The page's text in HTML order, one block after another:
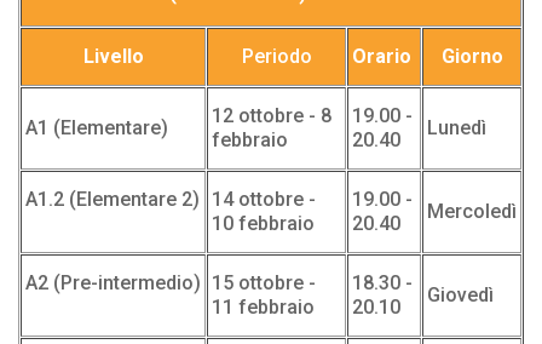
Livello Periodo Orario Giorno
A1 (Elementare)
12 ottobre - 8
febbraio
19.00 -
20.40
Lunedì
A1.2 (Elementare 2)
14 ottobre -
10 febbraio
19.00 -
20.40
Mercoledì
A2 (Pre-intermedio) 15 ottobre -
11 febbraio
18.30 -
20.10
Giovedì